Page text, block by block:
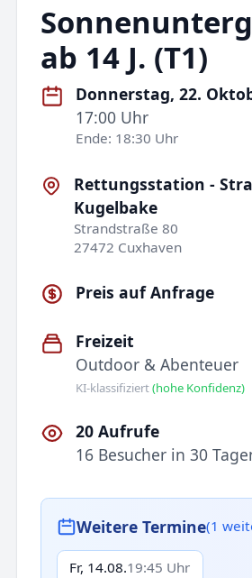
ab 14 J. (T1)
Donnerstag, 22.
17:00 Uhr
Ende: 18:30 Uhr
Rettungsstation -
Kugelbake
Strandstraße 80
27472 Cuxhaven
Preis auf Anfrage
Freizeit
Outdoor & Abenteuer
KI-klassifiziert(hohe Konfidenz)
20 Aufrufe
16 Besucher in 30
Weitere Termine(1
Fr, 14.08.19:45 Uhr